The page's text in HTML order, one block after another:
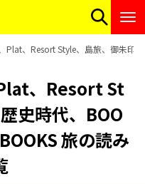
Plat、Resort Style、島旅、御朱印
、Resort St
史時代、BOO
旅の読み